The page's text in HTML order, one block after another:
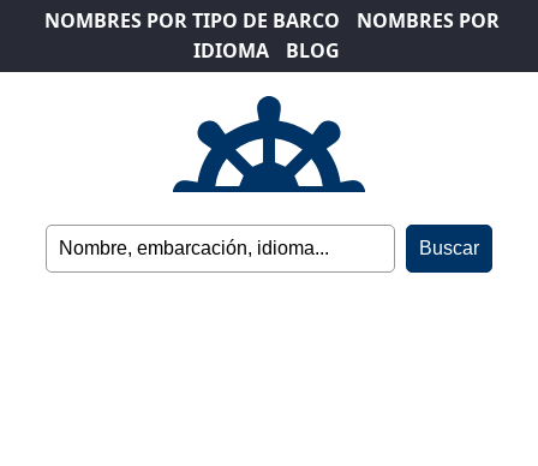
NOMBRES POR TIPO DE BARCO
NOMBRES POR
IDIOMA
BLOG